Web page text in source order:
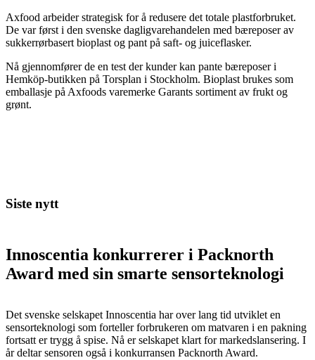
Axfood arbeider strategisk for å redusere det totale plastforbruket.
De var først i den svenske dagligvarehandelen med bæreposer av
sukkerrørbasert bioplast og pant på saft- og juiceflasker.
Nå gjennomfører de en test der kunder kan pante bæreposer i
Hemköp-butikken på Torsplan i Stockholm. Bioplast brukes som
emballasje på Axfoods varemerke Garants sortiment av frukt og
grønt.
Siste nytt
Innoscentia konkurrerer i Packnorth
Award med sin smarte sensorteknologi
Det svenske selskapet Innoscentia har over lang tid utviklet en
sensorteknologi som forteller forbrukeren om matvaren i en pakning
fortsatt er trygg å spise. Nå er selskapet klart for markedslansering. I
år deltar sensoren også i konkurransen Packnorth Award.